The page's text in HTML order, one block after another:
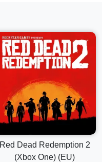
Red Dead Redemption 2
(Xbox One) (EU)